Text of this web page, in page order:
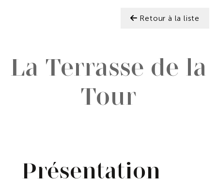
Retour à la liste
La Terrasse de la
Tour
Présentation